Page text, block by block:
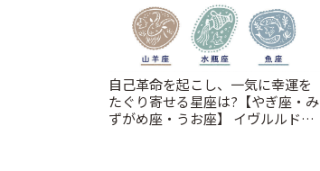
自己革命を起こし、一気に幸運を
たぐり寄せる星座は?【やぎ座・み
ずがめ座・うお座】 イヴルルド遙